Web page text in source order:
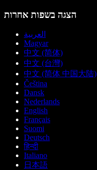
הצגה בשפות אחרות
العربية
Magyar
中文 (简体)
中文 (台灣)
中文 (简体 中国大陆)
Čeština
Dansk
Nederlands
English
Français
Suomi
Deutsch
हिन्दी
Italiano
日本語